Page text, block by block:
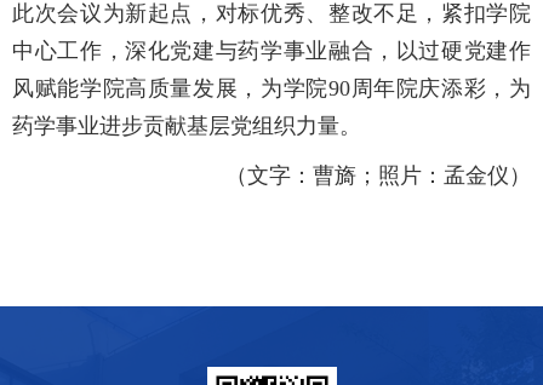
此次会议为新起点，对标优秀、整改不足，紧扣学院
中心工作，深化党建与药学事业融合，以过硬党建作
风赋能学院高质量发展，为学院90周年院庆添彩，为
药学事业进步贡献基层党组织力量。
（文字：曹旖；照片：孟金仪）